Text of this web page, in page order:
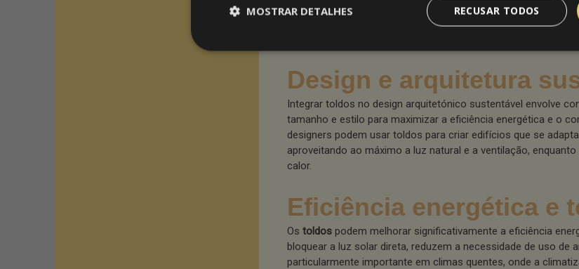
opções ideais. Além disso, a durabilidade dos materiais é
toldos tenham uma vida útil longa, reduzindo a necessidade
Design e arquitetura
Integrar toldos no design arquitetónico sustentável envolve
tamanho e estilo para maximizar a eficiência energética e o
designers podem usar toldos para criar edifícios que se
aproveitando ao máximo a luz natural e a ventilação,
calor.
Eficiência energética e
Os toldos podem melhorar significativamente a eficiência
bloquear a luz solar direta, reduzem a necessidade de uso de
particularmente importante em climas quentes, onde a
RECUSAR TODOS
MOSTRAR DETALHES